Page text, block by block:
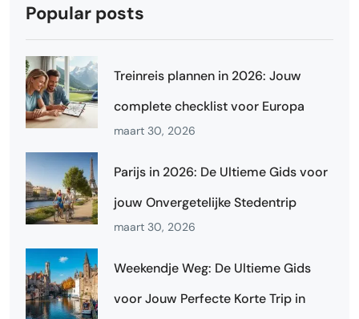
Popular posts
Treinreis plannen in 2026: Jouw
complete checklist voor Europa
maart 30, 2026
Parijs in 2026: De Ultieme Gids voor
jouw Onvergetelijke Stedentrip
maart 30, 2026
Weekendje Weg: De Ultieme Gids
voor Jouw Perfecte Korte Trip in